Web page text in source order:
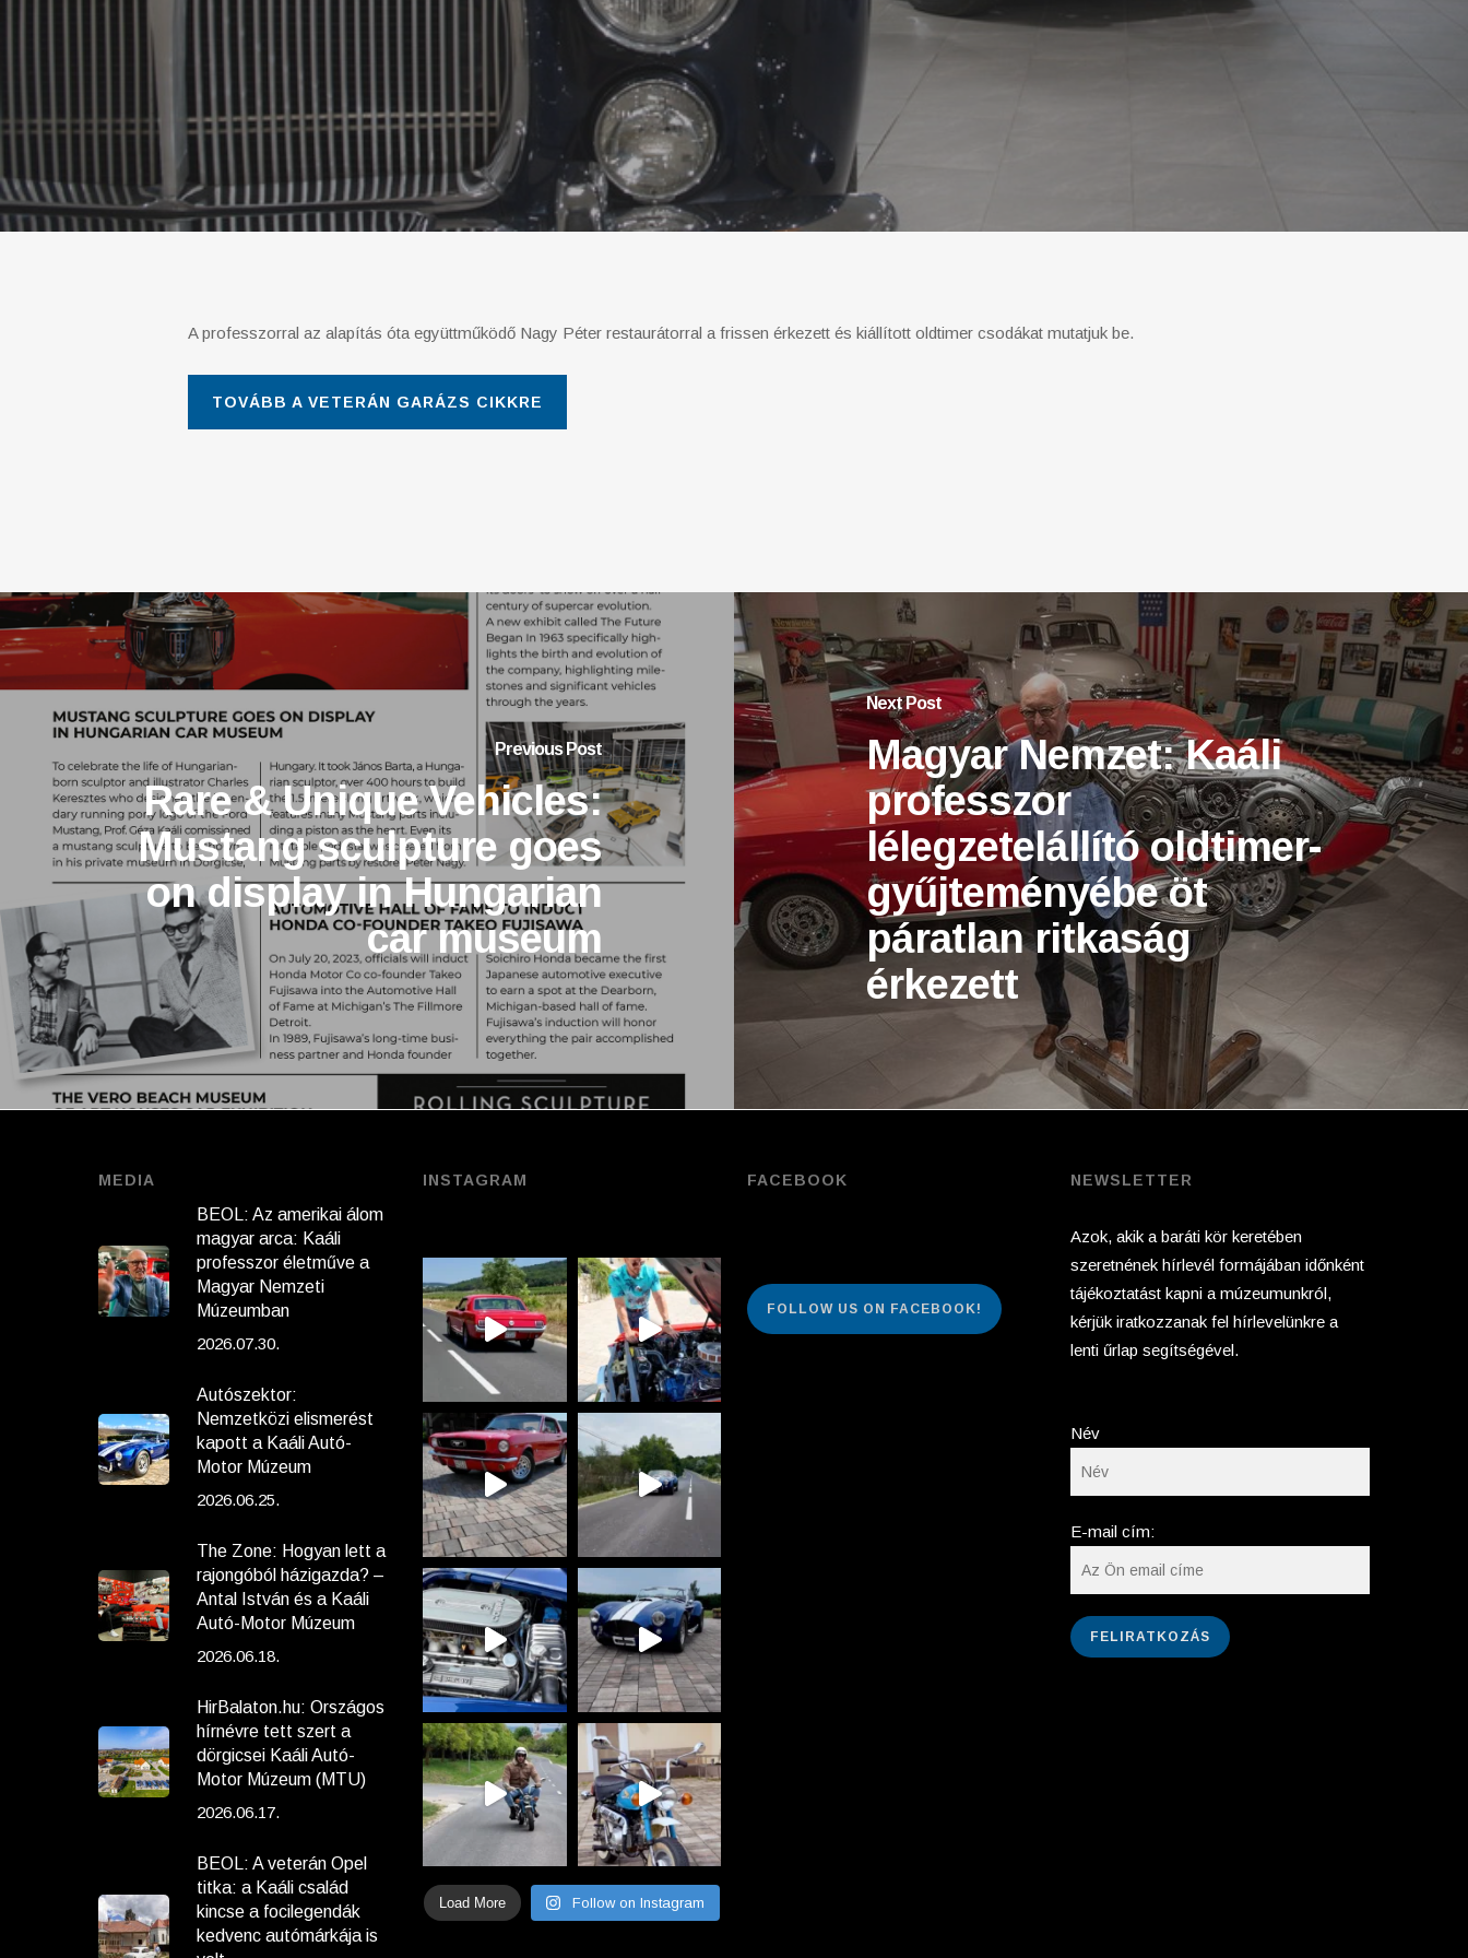
A professzorral az alapítás óta együttműködő Nagy Péter restaurátorral a frissen érkezett és kiállított oldtimer csodákat mutatjuk be.
TOVÁBB A VETERÁN GARÁZS CIKKRE
Previous Post
Rare & Unique Vehicles:
Mustang sculpture goes
on display in Hungarian
car museum
Next Post
Magyar Nemzet: Kaáli
professzor
lélegzetelállító oldtimer-
gyűjteményébe öt
páratlan ritkaság
érkezett
MEDIA
BEOL: Az amerikai álom
magyar arca: Kaáli
professzor életműve a
Magyar Nemzeti
Múzeumban
2026.07.30.
Autószektor:
Nemzetközi elismerést
kapott a Kaáli Autó-
Motor Múzeum
2026.06.25.
The Zone: Hogyan lett a
rajongóból házigazda? –
Antal István és a Kaáli
Autó-Motor Múzeum
2026.06.18.
HirBalaton.hu: Országos
hírnévre tett szert a
dörgicsei Kaáli Autó-
Motor Múzeum (MTU)
2026.06.17.
BEOL: A veterán Opel
titka: a Kaáli család
kincse a focilegendák
kedvenc autómárkája is
INSTAGRAM
Load More Follow on Instagram
FACEBOOK
FOLLOW US ON FACEBOOK!
NEWSLETTER
Azok, akik a baráti kör keretében
szeretnének hírlevél formájában időnként
tájékoztatást kapni a múzeumunkról,
kérjük iratkozzanak fel hírlevelünkre a
lenti űrlap segítségével.
Név
E-mail cím: